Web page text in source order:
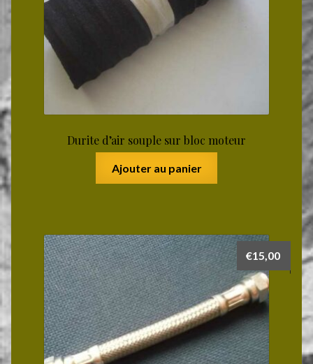
Durite d’air souple sur bloc moteur
Ajouter au panier
€15,00